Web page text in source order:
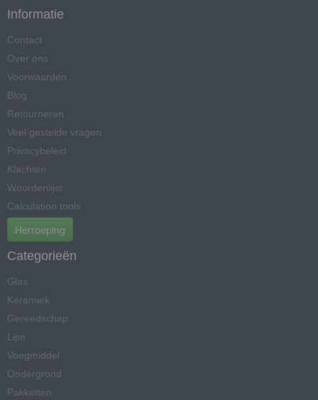
Informatie
Contact
Over ons
Voorwaarden
Blog
Retourneren
Veel gestelde vragen
Privacybeleid
Klachten
Woordenlijst
Calculation tools
Herroeping
Categorieën
Glas
Keramiek
Gereedschap
Lijm
Voegmiddel
Ondergrond
Pakketten